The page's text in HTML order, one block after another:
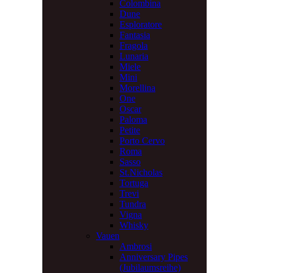
Colombina
Dune
Esploratore
Fantasia
Fragola
Lunaria
Miele
Mini
Morellina
One
Oscar
Paloma
Petite
Porto Cervo
Roma
Sasso
St.Nicholas
Tortuga
Trevi
Tundra
Vigna
Whisky
Vauen
Ambrosi
Anniversary Pipes
(Jubilaumsreihe)